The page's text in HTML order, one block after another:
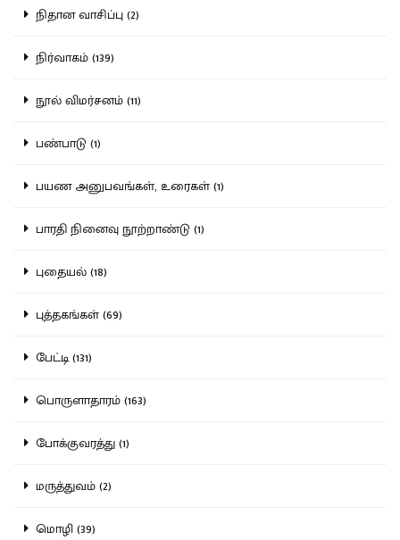
நிதான வாசிப்பு (2)
நிர்வாகம் (139)
நூல் விமர்சனம் (11)
பண்பாடு (1)
பயண அனுபவங்கள், உரைகள் (1)
பாரதி நினைவு நூற்றாண்டு (1)
புதையல் (18)
புத்தகங்கள் (69)
பேட்டி (131)
பொருளாதாரம் (163)
போக்குவரத்து (1)
மருத்துவம் (2)
மொழி (39)